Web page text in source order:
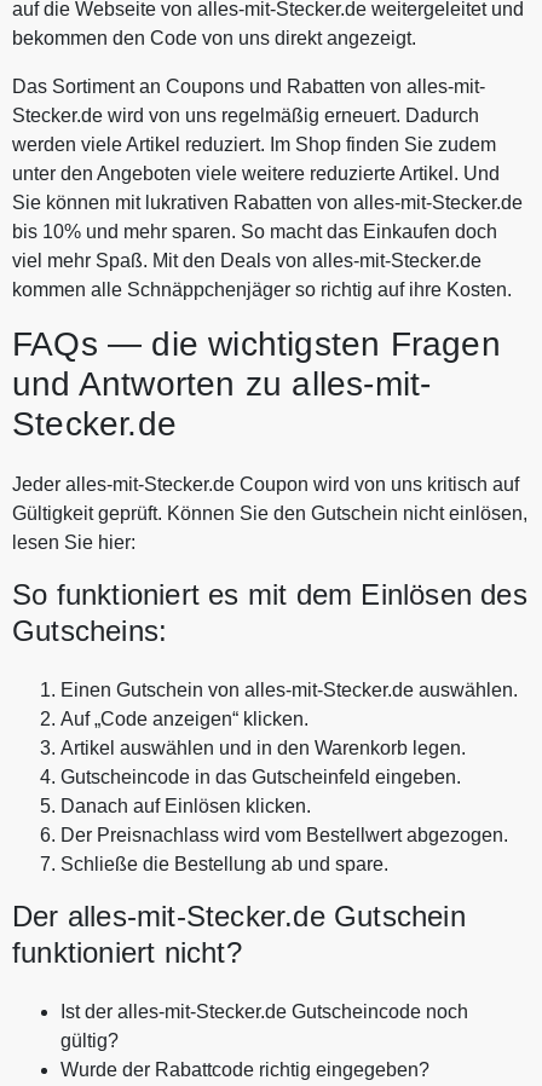
auf die Webseite von alles-mit-Stecker.de weitergeleitet und
bekommen den Code von uns direkt angezeigt.
Das Sortiment an Coupons und Rabatten von alles-mit-
Stecker.de wird von uns regelmäßig erneuert. Dadurch
werden viele Artikel reduziert. Im Shop finden Sie zudem
unter den Angeboten viele weitere reduzierte Artikel. Und
Sie können mit lukrativen Rabatten von alles-mit-Stecker.de
bis 10% und mehr sparen. So macht das Einkaufen doch
viel mehr Spaß. Mit den Deals von alles-mit-Stecker.de
kommen alle Schnäppchenjäger so richtig auf ihre Kosten.
FAQs — die wichtigsten Fragen
und Antworten zu alles-mit-
Stecker.de
Jeder alles-mit-Stecker.de Coupon wird von uns kritisch auf
Gültigkeit geprüft. Können Sie den Gutschein nicht einlösen,
lesen Sie hier:
So funktioniert es mit dem Einlösen des
Gutscheins:
Einen Gutschein von alles-mit-Stecker.de auswählen.
Auf „Code anzeigen“ klicken.
Artikel auswählen und in den Warenkorb legen.
Gutscheincode in das Gutscheinfeld eingeben.
Danach auf Einlösen klicken.
Der Preisnachlass wird vom Bestellwert abgezogen.
Schließe die Bestellung ab und spare.
Der alles-mit-Stecker.de Gutschein
funktioniert nicht?
Ist der alles-mit-Stecker.de Gutscheincode noch
gültig?
Wurde der Rabattcode richtig eingegeben?